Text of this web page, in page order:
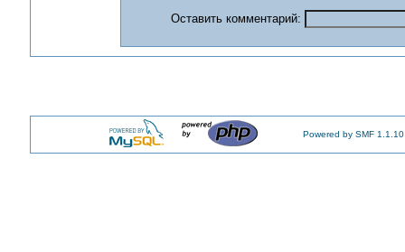
Оставить комментарий:
Powered by SMF 1.1.10